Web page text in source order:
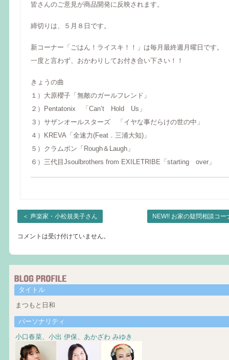
皆さんのご意見が商品開発に反映されます。
締切りは、５月８日です。
新コーナー「ごはん！ライスキ！！」は毎月最終週月曜日です。
一度と言わず、おかわりしてお付き合い下さい！！
きょうの曲
１）大原櫻子「無敵のガールフレンド」
２）Pentatonix 「Can’t Hold Us」
３）サザンオールスターズ 「イヤな事だらけの世の中」
４）KREVA「全速力(Feat．三浦大知)」
５）クラムボン「Rough＆Laugh」
６）三代目Jsoulbrothers from EXILETRIBE「starting over」
＜ 声楽家・小松規美子さん NEW!! お家の疑問相談コ
コメントは受け付けていません。
タイトル
まつもと日和
パーソナリティ
小口春菜、 小出 伊保、 あかざわ みゆき